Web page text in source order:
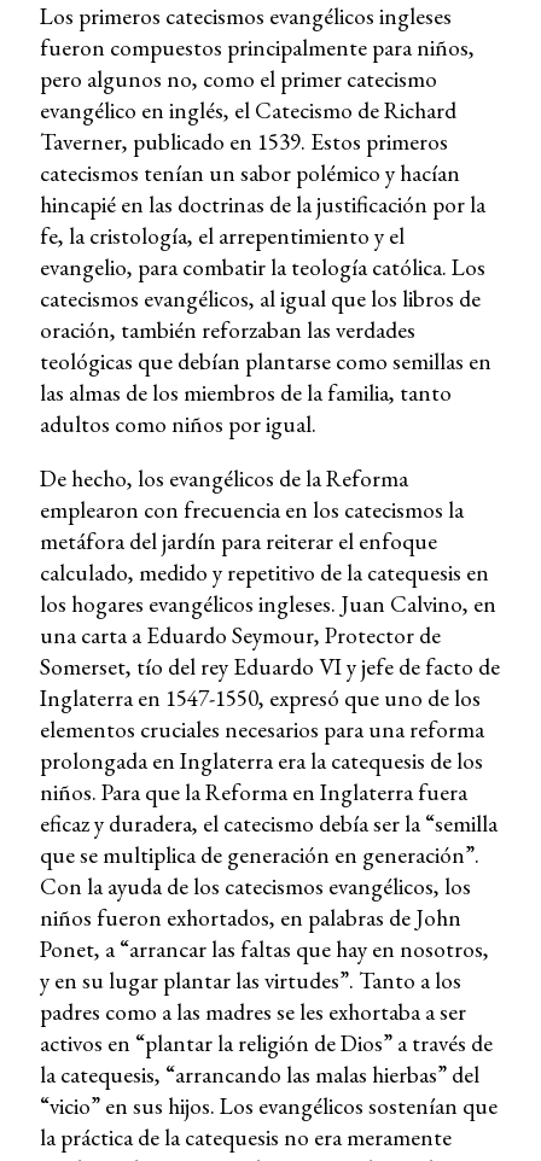
Los primeros catecismos evangélicos ingleses
fueron compuestos principalmente para niños,
pero algunos no, como el primer catecismo
evangélico en inglés, el Catecismo de Richard
Taverner, publicado en 1539. Estos primeros
catecismos tenían un sabor polémico y hacían
hincapié en las doctrinas de la justificación por la
fe, la cristología, el arrepentimiento y el
evangelio, para combatir la teología católica. Los
catecismos evangélicos, al igual que los libros de
oración, también reforzaban las verdades
teológicas que debían plantarse como semillas en
las almas de los miembros de la familia, tanto
adultos como niños por igual.
De hecho, los evangélicos de la Reforma
emplearon con frecuencia en los catecismos la
metáfora del jardín para reiterar el enfoque
calculado, medido y repetitivo de la catequesis en
los hogares evangélicos ingleses. Juan Calvino, en
una carta a Eduardo Seymour, Protector de
Somerset, tío del rey Eduardo VI y jefe de facto de
Inglaterra en 1547-1550, expresó que uno de los
elementos cruciales necesarios para una reforma
prolongada en Inglaterra era la catequesis de los
niños. Para que la Reforma en Inglaterra fuera
eficaz y duradera, el catecismo debía ser la “semilla
que se multiplica de generación en generación”.
Con la ayuda de los catecismos evangélicos, los
niños fueron exhortados, en palabras de John
Ponet, a “arrancar las faltas que hay en nosotros,
y en su lugar plantar las virtudes”. Tanto a los
padres como a las madres se les exhortaba a ser
activos en “plantar la religión de Dios” a través de
la catequesis, “arrancando las malas hierbas” del
“vicio” en sus hijos. Los evangélicos sostenían que
la práctica de la catequesis no era meramente